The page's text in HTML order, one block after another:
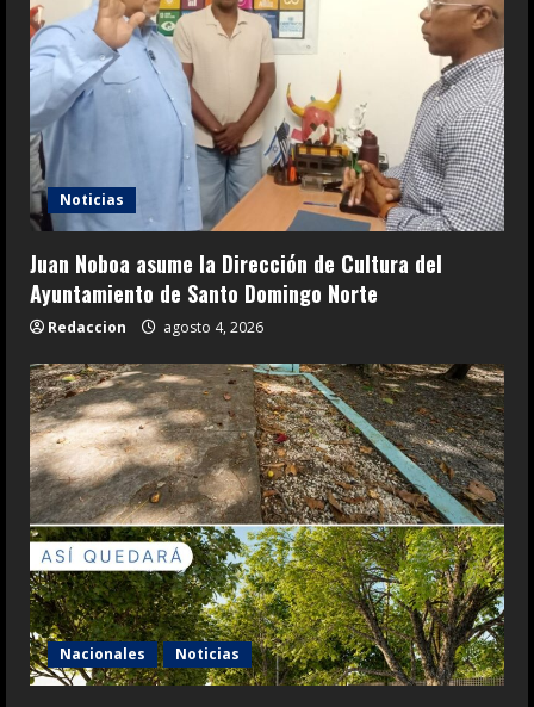
Noticias
Juan Noboa asume la Dirección de Cultura del
Ayuntamiento de Santo Domingo Norte
Redaccion agosto 4, 2026
Nacionales Noticias